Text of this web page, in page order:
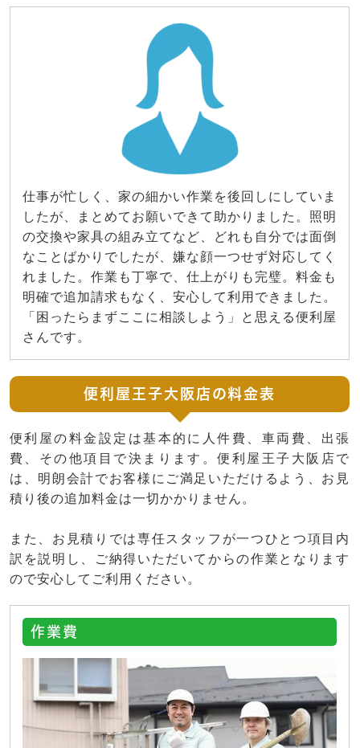
仕事が忙しく、家の細かい作業を後回しにしていま
したが、まとめてお願いできて助かりました。照明
の交換や家具の組み立てなど、どれも自分では面倒
なことばかりでしたが、嫌な顔一つせず対応してく
れました。作業も丁寧で、仕上がりも完璧。料金も
明確で追加請求もなく、安心して利用できました。
「困ったらまずここに相談しよう」と思える便利屋
さんです。
便利屋王子大阪店の料金表
便利屋の料金設定は基本的に人件費、車両費、出張
費、その他項目で決まります。便利屋王子大阪店で
は、明朗会計でお客様にご満足いただけるよう、お見
積り後の追加料金は一切かかりません。
また、お見積りでは専任スタッフが一つひとつ項目内
訳を説明し、ご納得いただいてからの作業となります
ので安心してご利用ください。
作業費